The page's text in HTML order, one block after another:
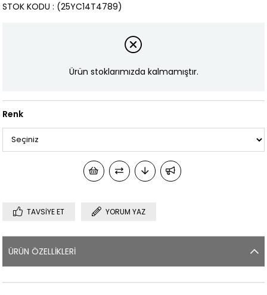
(25YC14T4789)
STOK KODU
Ürün stoklarımızda kalmamıştır.
Renk
TAVSIYE ET YORUM YAZ
ÜRÜN ÖZELLIKLERI